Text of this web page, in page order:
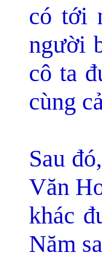
có tới
người
cô ta
cùng
Sau
Văn
khác
Năm